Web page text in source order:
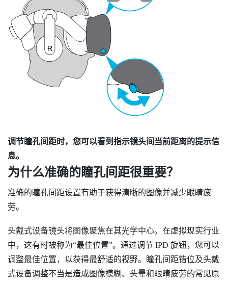
调节瞳孔间距时，您可以看到指示镜头间当前距离的提示信
息。
为什么准确的瞳孔间距很重要？
准确的瞳孔间距设置有助于获得清晰的图像并减少眼睛疲
劳。
头戴式设备镜头将图像聚焦在其光学中心。在虚拟现实行业
中，这有时被称为​“‍最佳位置”。通过调节 IPD 旋钮，您可以
调整最佳位置，以获得最舒适的视野。瞳孔间距错位及头戴
式设备调整不当是造成图像模糊、头晕和眼睛疲劳的常见原